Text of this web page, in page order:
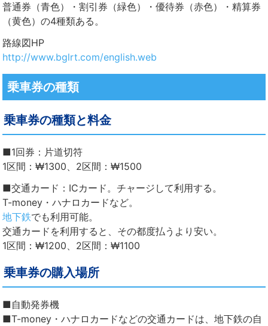
普通券（青色）・割引券（緑色）・優待券（赤色）・精算券
（黄色）の4種類ある。
路線図HP
http://www.bglrt.com/english.web
乗車券の種類
乗車券の種類と料金
■1回券：片道切符
1区間：₩1300、2区間：₩1500
■交通カード：ICカード。チャージして利用する。
T-money・ハナロカードなど。
地下鉄でも利用可能。
交通カードを利用すると、その都度払うより安い。
1区間：₩1200、2区間：₩1100
乗車券の購入場所
■自動発券機
■T-money・ハナロカードなどの交通カードは、 地下鉄の自